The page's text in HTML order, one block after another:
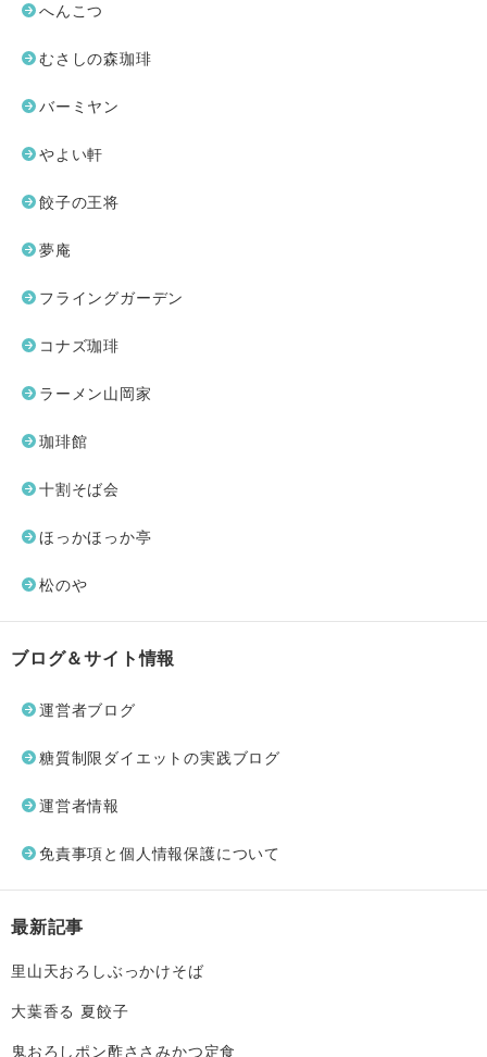
へんこつ
むさしの森珈琲
バーミヤン
やよい軒
餃子の王将
夢庵
フライングガーデン
コナズ珈琲
ラーメン山岡家
珈琲館
十割そば会
ほっかほっか亭
松のや
ブログ＆サイト情報
運営者ブログ
糖質制限ダイエットの実践ブログ
運営者情報
免責事項と個人情報保護について
最新記事
里山天おろしぶっかけそば
大葉香る 夏餃子
鬼おろしポン酢ささみかつ定食